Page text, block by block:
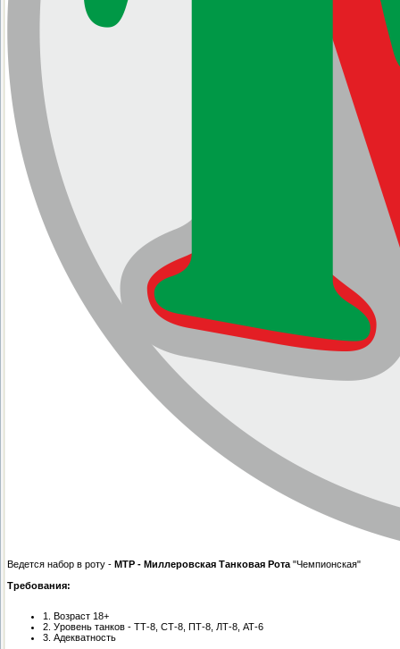
Ведется набор в роту - МТР - Миллеровская Танковая Рота "Чемпионская"
Требования:
1. Возраст 18+
2. Уровень танков - ТТ-8, СТ-8, ПТ-8, ЛТ-8, АТ-6
3. Адекватность